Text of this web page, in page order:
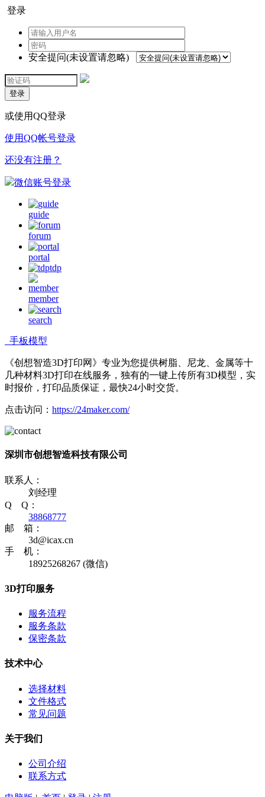
登录
安全提问(未设置请忽略)
登录
或使用QQ登录
使用QQ帐号登录
还没有注册？
微信账号登录
guide
forum
portal
tdp
member
search
手板模型
《创想智造3D打印网》专业为您提供树脂、尼龙、金属等十
几种材料3D打印在线服务，独有的一键上传所有3D模型，实
时报价，打印品质保证，最快24小时交货。
点击访问： https://24maker.com/
深圳市创想智造科技有限公司
联系人：
刘经理
Q Q：
38868777
邮 箱：
3d@icax.cn
手 机：
18925268267 (微信)
3D打印服务
服务流程
服务条款
保密条款
技术中心
选择材料
文件格式
常见问题
关于我们
公司介绍
联系方式